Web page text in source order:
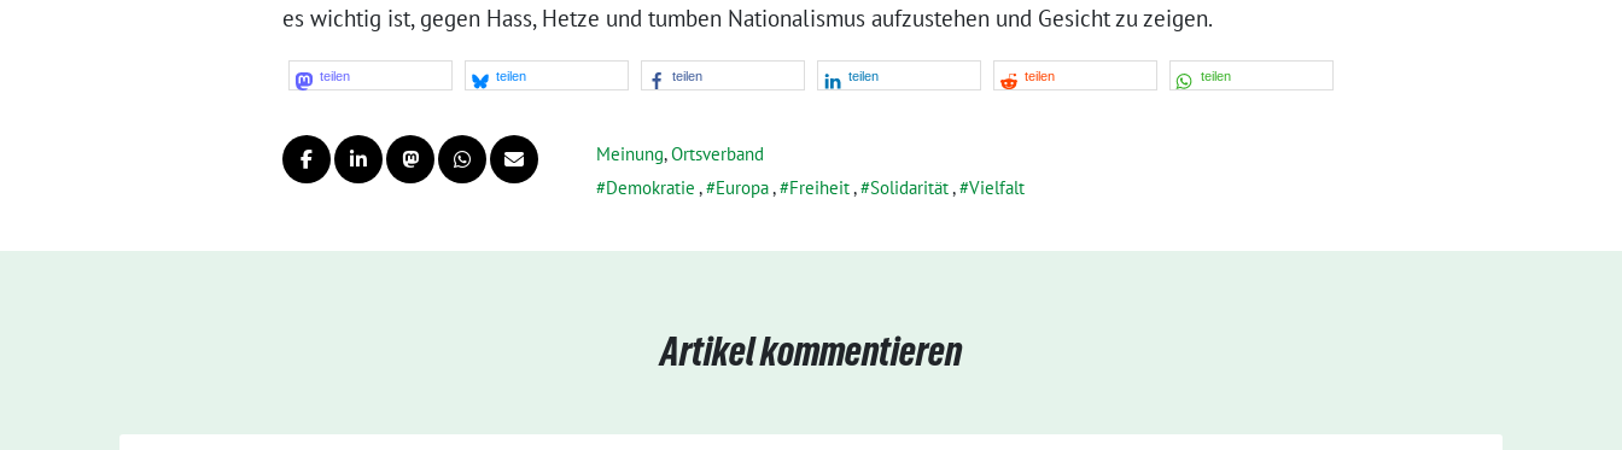
es wichtig ist, gegen Hass, Hetze und tumben Nationalismus aufzustehen und Gesicht zu zeigen.
teilen teilen teilen teilen teilen teilen
Meinung,Ortsverband
Demokratie , Europa, Freiheit, Solidarität, Vielfalt
Artikel kommentieren